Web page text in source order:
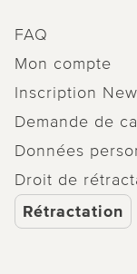
FAQ
Mon compte
Inscription
Demande de
Données
Droit de
Rétractation